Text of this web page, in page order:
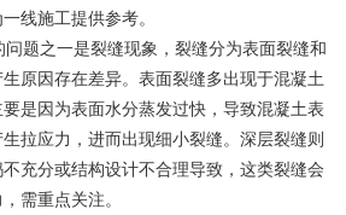
线施工提供参考。
题之一是裂缝现象，裂缝分为表面裂缝和
原因存在差异。表面裂缝多出现于混凝土
是因为表面水分蒸发过快，导致混凝土表
拉应力，进而出现细小裂缝。深层裂缝则
充分或结构设计不合理导致，这类裂缝会
需重点关注。